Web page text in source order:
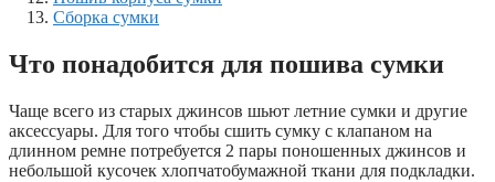
Сборка сумки
Что понадобится для пошива сумки
Чаще всего из старых джинсов шьют летние сумки и другие
аксессуары. Для того чтобы сшить сумку с клапаном на
длинном ремне потребуется 2 пары поношенных джинсов и
небольшой кусочек хлопчатобумажной ткани для подкладки.